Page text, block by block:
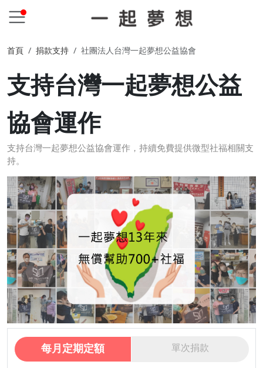
首頁 捐款支持 社團法人台灣一起夢想公益協會
支持台灣一起夢想公益
協會運作
支持台灣一起夢想公益協會運作，持續免費提供微型社福相關支
持。
每月定期定額 單次捐款